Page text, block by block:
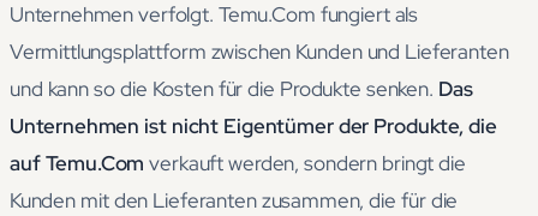
Unternehmen verfolgt. Temu.Com fungiert als
Vermittlungsplattform zwischen Kunden und Lieferanten
und kann so die Kosten für die Produkte senken. Das
Unternehmen ist nicht Eigentümer der Produkte, die
auf Temu.Com verkauft werden, sondern bringt die
Kunden mit den Lieferanten zusammen, die für die